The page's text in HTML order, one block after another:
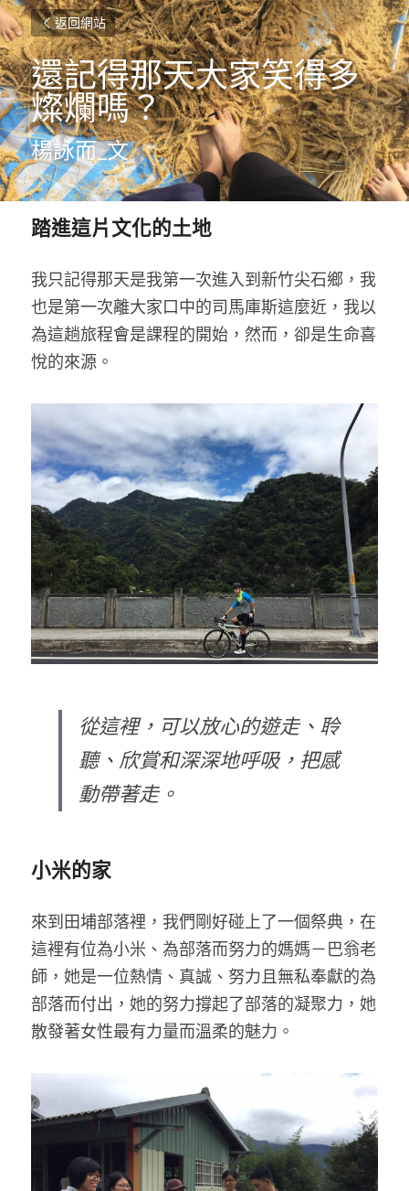
返回網站
還記得那天大家笑得多
燦爛嗎？
楊詠而_文
踏進這片文化的土地
我只記得那天是我第一次進入到新竹尖石鄉，我
也是第一次離大家口中的司馬庫斯這麼近，我以
為這趟旅程會是課程的開始，然而，卻是生命喜
悅的來源。
從這裡，可以放心的遊走、聆
聽、欣賞和深深地呼吸，把感
動帶著走。
小米的家
來到田埔部落裡，我們剛好碰上了一個祭典，在
這裡有位為小米、為部落而努力的媽媽－巴翁老
師，她是一位熱情、真誠、努力且無私奉獻的為
部落而付出，她的努力撐起了部落的凝聚力，她
散發著女性最有力量而溫柔的魅力。